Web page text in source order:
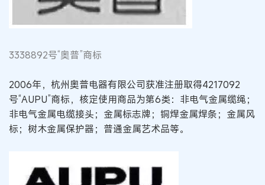
3338892号“奥普”商标
2006年，杭州奥普电器有限公司获准注册取得4217092
号“AUPU”商标，核定使用商品为第6类：非电气金属缆绳；
非电气金属电缆接头；金属标志牌；铜焊金属焊条；金属风
标；树木金属保护器；普通金属艺术品等。